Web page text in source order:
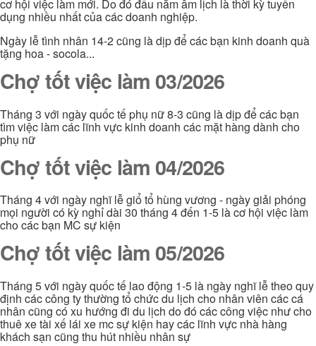
cơ hội việc làm mới. Do đó đầu năm âm lịch là thời kỳ tuyển
dụng nhiều nhất của các doanh nghiệp.
Ngày lễ tình nhân 14-2 cũng là dịp để các bạn kinh doanh quà
tặng hoa - socola...
Chợ tốt việc làm 03/2026
Tháng 3 với ngày quốc tế phụ nữ 8-3 cũng là dịp để các bạn
tìm việc làm các lĩnh vực kinh doanh các mặt hàng dành cho
phụ nữ
Chợ tốt việc làm 04/2026
Tháng 4 với ngày nghĩ lễ giổ tổ hùng vương - ngày giải phóng
mọi người có kỳ nghỉ dài 30 tháng 4 đến 1-5 là cơ hội việc làm
cho các bạn MC sự kiện
Chợ tốt việc làm 05/2026
Tháng 5 với ngày quốc tế lao động 1-5 là ngày nghĩ lễ theo quy
định các công ty thường tổ chức du lịch cho nhân viên các cá
nhân cũng có xu hướng đi du lịch do đó các công việc như cho
thuê xe tài xế lái xe mc sự kiện hay các lĩnh vực nhà hàng
khách sạn cũng thu hút nhiều nhân sự